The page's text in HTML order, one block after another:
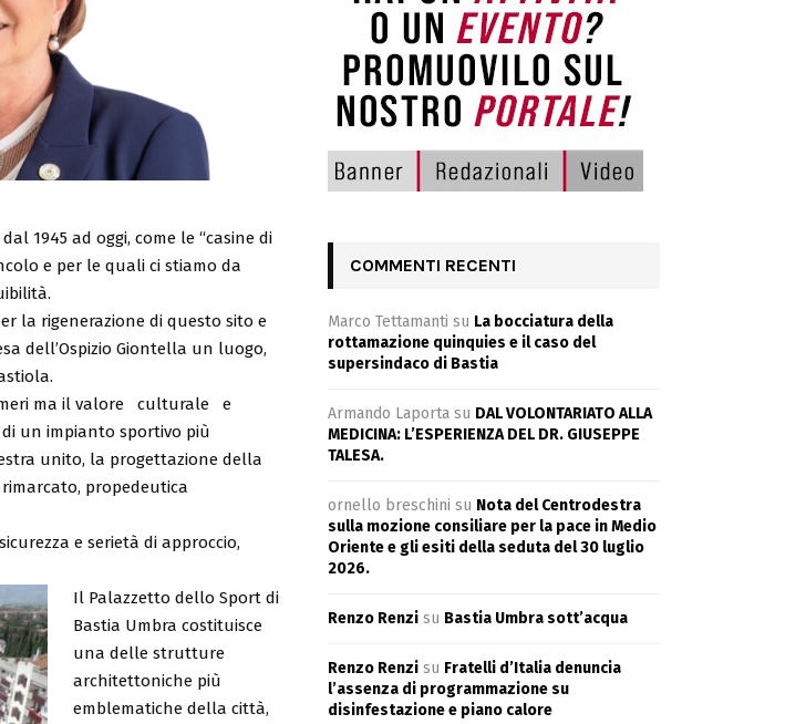
ad oggi, come le “casine di
e per le quali ci stiamo da
la rigenerazione di questo sito e
dell’Ospizio Giontella un luogo,
ma il valore culturale e
un impianto sportivo più
unito, la progettazione della
propedeutica
e serietà di approccio,
Il Palazzetto dello Sport di
Bastia Umbra costituisce
una delle strutture
architettoniche più
emblematiche della città,
COMMENTI RECENTI
Marco Tettamanti su La bocciatura della
rottamazione quinquies e il caso del
supersindaco di Bastia
Armando Laporta su DAL VOLONTARIATO ALLA
MEDICINA: L’ESPERIENZA DEL DR. GIUSEPPE
TALESA.
ornello breschini su Nota del Centrodestra
sulla mozione consiliare per la pace in Medio
Oriente e gli esiti della seduta del 30 luglio
2026.
Renzo Renzi su Bastia Umbra sott’acqua
Renzo Renzi su Fratelli d’Italia denuncia
l’assenza di programmazione su
disinfestazione e piano calore